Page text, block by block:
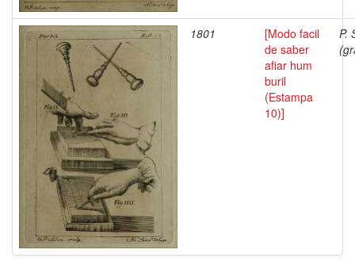
1801
[Modo facil
de saber
afiar hum
buril
(Estampa
10)]
P.